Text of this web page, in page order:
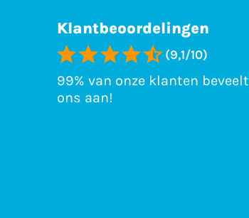
Klantbeoordelingen
(9,1/10)
99% van onze klanten beveelt
ons aan!